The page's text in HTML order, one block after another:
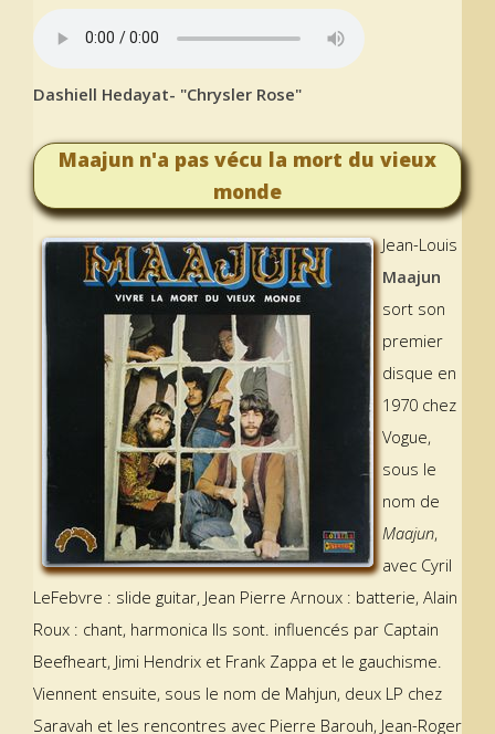
Dashiell Hedayat- "Chrysler Rose"
Maajun n'a pas vécu la mort du vieux
monde
Jean-Louis
Maajun
sort son
premier
disque en
1970 chez
Vogue,
sous le
nom de
Maajun,
avec Cyril
LeFebvre : slide guitar, Jean Pierre Arnoux : batterie, Alain
Roux : chant, harmonica Ils sont. influencés par Captain
Beefheart, Jimi Hendrix et Frank Zappa et le gauchisme.
Viennent ensuite, sous le nom de Mahjun, deux LP chez
Saravah et les rencontres avec Pierre Barouh, Jean-Roger